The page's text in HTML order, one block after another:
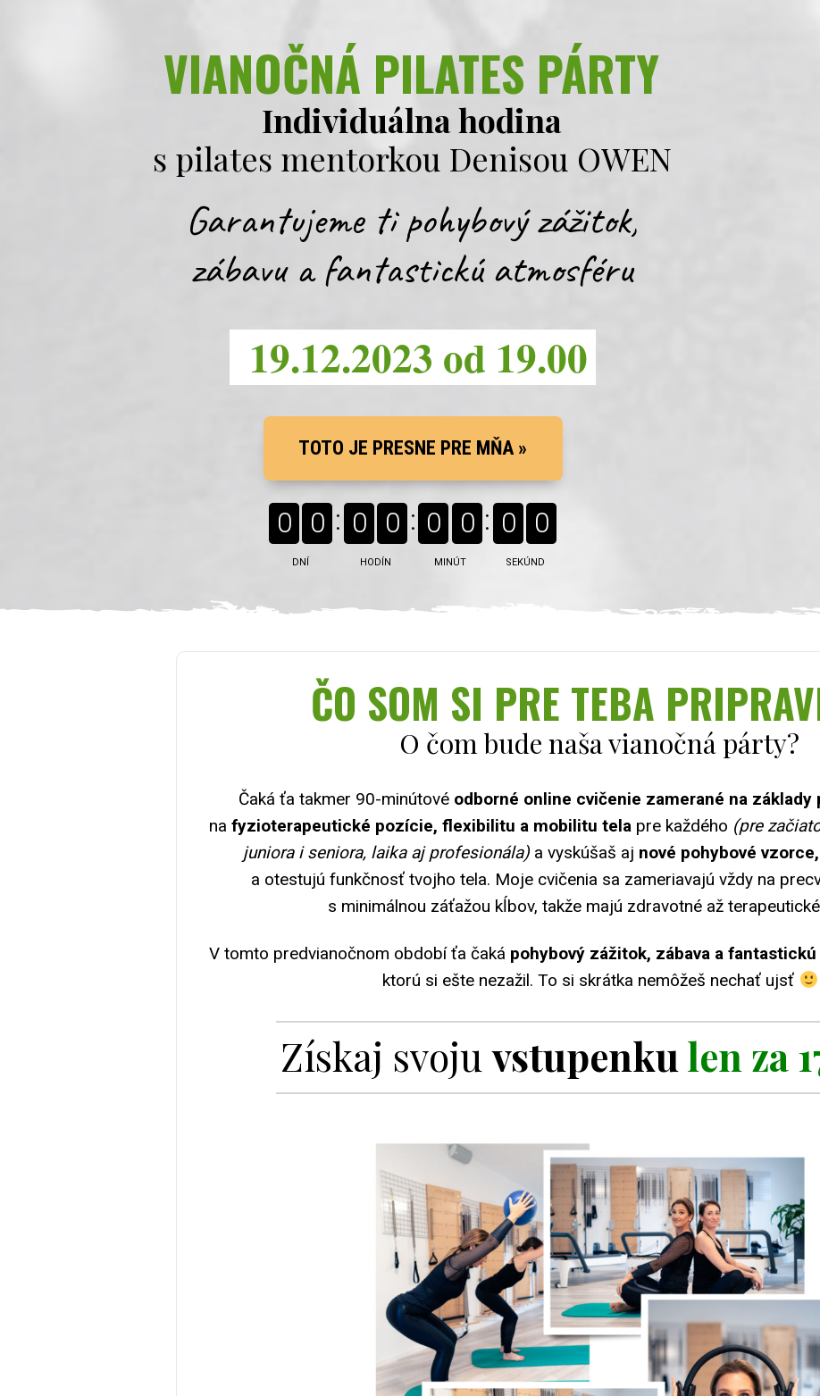
VIANOČNÁ PILATES PÁRTY
Individuálna hodina
s pilates mentorkou Denisou OWEN
Garantujeme ti pohybový zážitok,
zábavu a fantastickú atmosféru
19.12.2023 od 19.00
TOTO JE PRESNE PRE MŇA »
0 0
DNÍ
0 0
HODÍN
0 0
MINÚT
0 0
SEKÚND
ČO SOM SI PRE TEBA
O čom bude naša vianočná párty?
Čaká ťa takmer 90-minútové odborné online cvičenie zamerané na základy
na fyzioterapeutické pozície, flexibilitu a mobilitu tela pre každého (pre
juniora i seniora, laika aj profesionála)a vyskúšaš aj nové pohybové vzorce,
a otestujú funkčnosť tvojho tela. Moje cvičenia sa zameriavajú vždy na
s minimálnou záťažou kĺbov, takže majú zdravotné až
V tomto predvianočnom období ťa čaká pohybový zážitok, zábava a
ktorú si ešte nezažil. To si skrátka nemôžeš nechať ujsť
Získaj svojuvstupenku len za